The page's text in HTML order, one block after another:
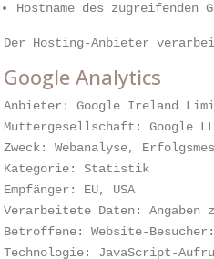
Hostname des zugreifenden
Der Hosting-Anbieter
Google Analytics
Anbieter: Google Ireland
Muttergesellschaft: Google
Zweck: Webanalyse,
Kategorie: Statistik
Empfänger: EU, USA
Verarbeitete Daten:
Betroffene: Website-
Technologie: JavaScript-